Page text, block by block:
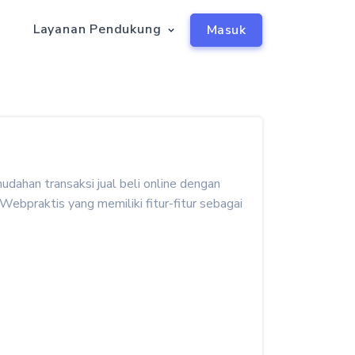
Masuk
Layanan Pendukung
transaksi jual beli online dengan
yang memiliki fitur-fitur sebagai